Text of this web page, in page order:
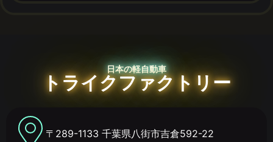
日本の軽自動車
トライクファクトリー
〒289-1133 千葉県八街市吉倉592-22